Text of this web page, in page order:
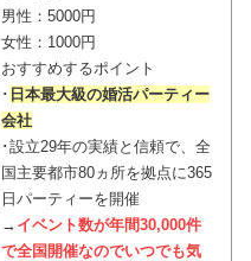
男性：5000円
女性：1000円
おすすめするポイント
･ 日本最大級の婚活パーティー
会社
･設立29年の実績と信頼で、全
国主要都市80ヵ所を拠点に365
日パーティーを開催
→ イベント数が年間30,000件
で全国開催なのでいつでも気